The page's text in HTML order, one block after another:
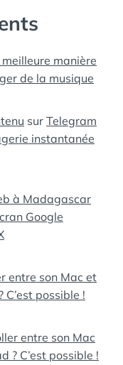
manière
de la musique
sur Telegram
instantanée
à Madagascar
Google
entre son Mac et
C’est possible !
entre son Mac
? C’est possible !